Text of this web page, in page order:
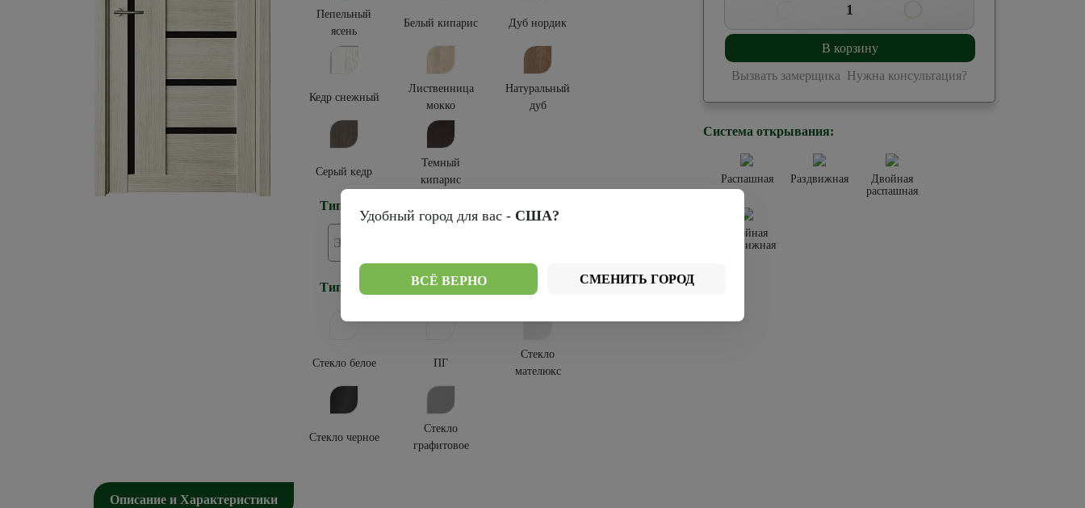
Пепельный
ясень
Белый кипарис Дуб нордик
Кедр снежный
Лиственница
мокко
Натуральный
дуб
Серый кедр
Темный
кипарис
Тип покрытия:
Эко-шпон
Тип остекления:
Стекло белое ПГ
Стекло
мателюкс
Стекло черное
Стекло
графитовое
1
В корзину
Вызвать замерщика Нужна консультация?
Система открывания:
Распашная Раздвижная
Двойная
распашная
Двойная
раздвижная
Описание и Характеристики
Удобный город для вас - США?
ВСЁ ВЕРНО СМЕНИТЬ ГОРОД